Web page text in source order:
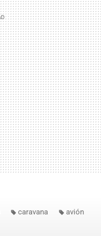
caravana avión